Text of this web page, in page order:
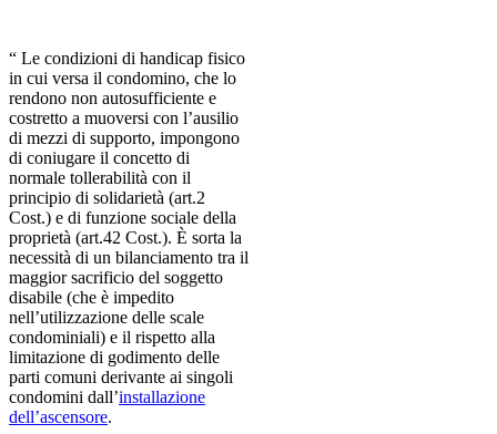
“ Le condizioni di handicap fisico
in cui versa il condomino, che lo
rendono non autosufficiente e
costretto a muoversi con l’ausilio
di mezzi di supporto, impongono
di coniugare il concetto di
normale tollerabilità con il
principio di solidarietà (art.2
Cost.) e di funzione sociale della
proprietà (art.42 Cost.). È sorta la
necessità di un bilanciamento tra il
maggior sacrificio del soggetto
disabile (che è impedito
nell’utilizzazione delle scale
condominiali) e il rispetto alla
limitazione di godimento delle
parti comuni derivante ai singoli
condomini dall’installazione
dell’ascensore.